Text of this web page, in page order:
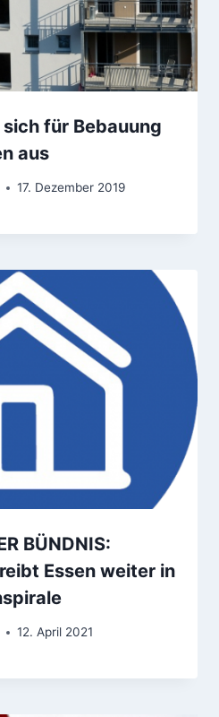
für Bebauung
aus
17. Dezember 2019
BÜNDNIS:
Essen weiter in
12. April 2021